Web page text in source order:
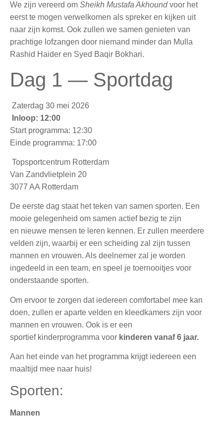
We zijn vereerd om Sheikh Mustafa Akhoundvoor het
eerst te mogen verwelkomen als spreker en kijken uit
naar zijn komst. Ook zullen we samen genieten van
prachtige lofzangen door niemand minder dan Mulla
Rashid Haider en Syed Baqir Bokhari.
Dag 1 — Sportdag
Zaterdag 30 mei 2026
Inloop: 12:00
Start programma: 12:30
Einde programma: 17:00
Topsportcentrum Rotterdam
Van Zandvlietplein 20
3077 AA Rotterdam
De eerste dag staat het teken van samen sporten. Een
mooie gelegenheid om samen actief bezig te zijn
en nieuwe mensen te leren kennen. Er zullen meerdere
velden zijn, waarbij er een scheiding zal zijn tussen
mannen en vrouwen. Als deelnemer zal je worden
ingedeeld in een team, en speel je toernooitjes voor
onderstaande sporten.
Om ervoor te zorgen dat iedereen comfortabel mee kan
doen, zullen er aparte velden en kleedkamers zijn voor
mannen en vrouwen. Ook is er een
sportief kinderprogramma voor kinderen vanaf 6 jaar.
Aan het einde van het programma krijgt iedereen een
maaltijd mee naar huis!
Sporten:
Mannen